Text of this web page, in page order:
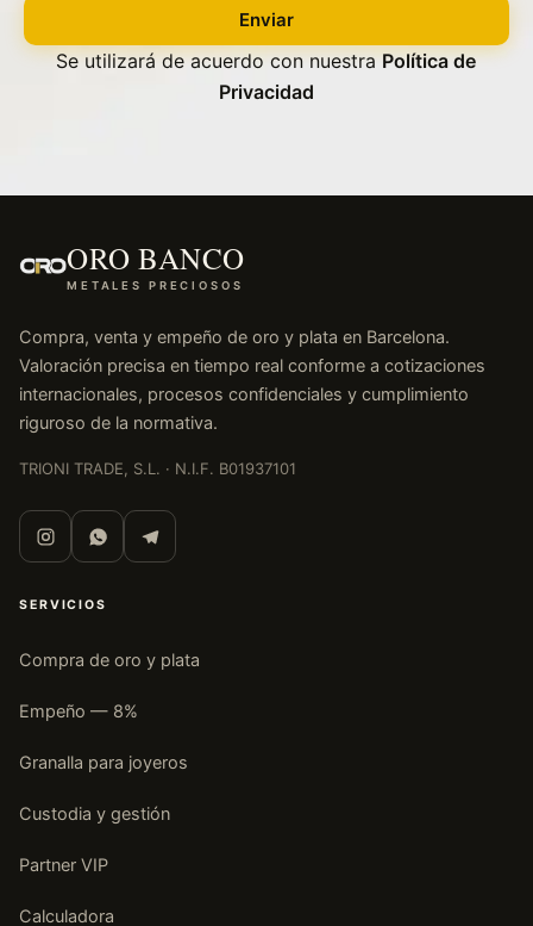
Enviar
Se utilizará de acuerdo con nuestraPolítica de
Privacidad
Set Lingote de Oro
Goldseed 10 x 1g
LINGOTES DE ORO
Lingote Oro 1 Kilo
ORO BANCO
METALES PRECIOSOS
Compra, venta y empeño de oro y plata en Barcelona.
Valoración precisa en tiempo real conforme a cotizaciones
internacionales, procesos confidenciales y cumplimiento
riguroso de la normativa.
TRIONI TRADE, S.L. · N.I.F. B01937101
SERVICIOS
Compra de oro y plata
Empeño — 8%
Granalla para joyeros
Custodia y gestión
Partner VIP
Calculadora